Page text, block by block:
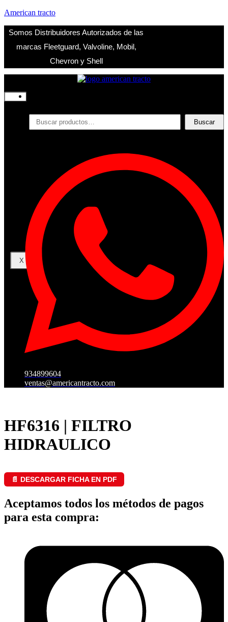
American tracto
Somos Distribuidores Autorizados de las
marcas Fleetguard, Valvoline, Mobil,
Chevron y Shell
Productos
Filtros
Contacto
Acceder
Iniciar Sesion
Registro
Restablecer la contraseña
X
Buscar
934899604
ventas@americantracto.com
HF6316 | FILTRO
HIDRAULICO
📄 DESCARGAR FICHA EN PDF
Aceptamos todos los métodos de pagos
para esta compra: